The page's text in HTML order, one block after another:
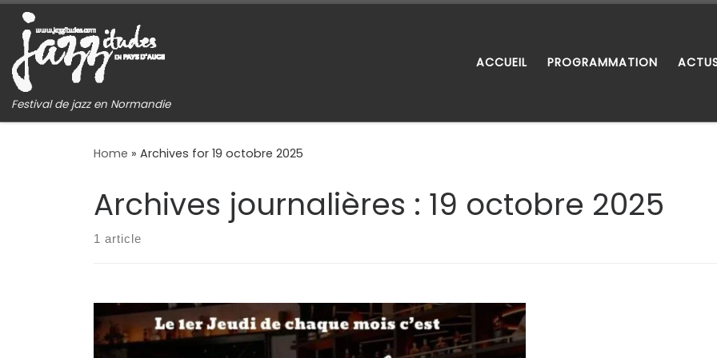
Skip to content
Festival de jazz en Normandie
ACCUEIL PROGRAMMATION
Home » Archives for 19 octobre 2025
Archives journalières : 19 octobre 2025
1 article